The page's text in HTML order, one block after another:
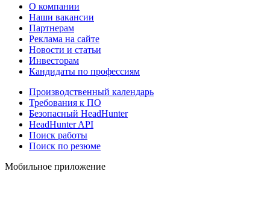
О компании
Наши вакансии
Партнерам
Реклама на сайте
Новости и статьи
Инвесторам
Кандидаты по профессиям
Производственный календарь
Требования к ПО
Безопасный HeadHunter
HeadHunter API
Поиск работы
Поиск по резюме
Мобильное приложение